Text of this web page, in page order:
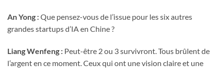
An Yong :Que pensez-vous de l’issue pour les six autres
grandes startups d’IA en Chine ?
Liang Wenfeng : Peut-être 2 ou 3 survivront. Tous brûlent de
l’argent en ce moment. Ceux qui ont une vision claire et une